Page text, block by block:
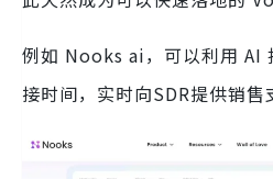
例如 Nooks ai，可以利用 AI
接时间，实时向SDR提供销售